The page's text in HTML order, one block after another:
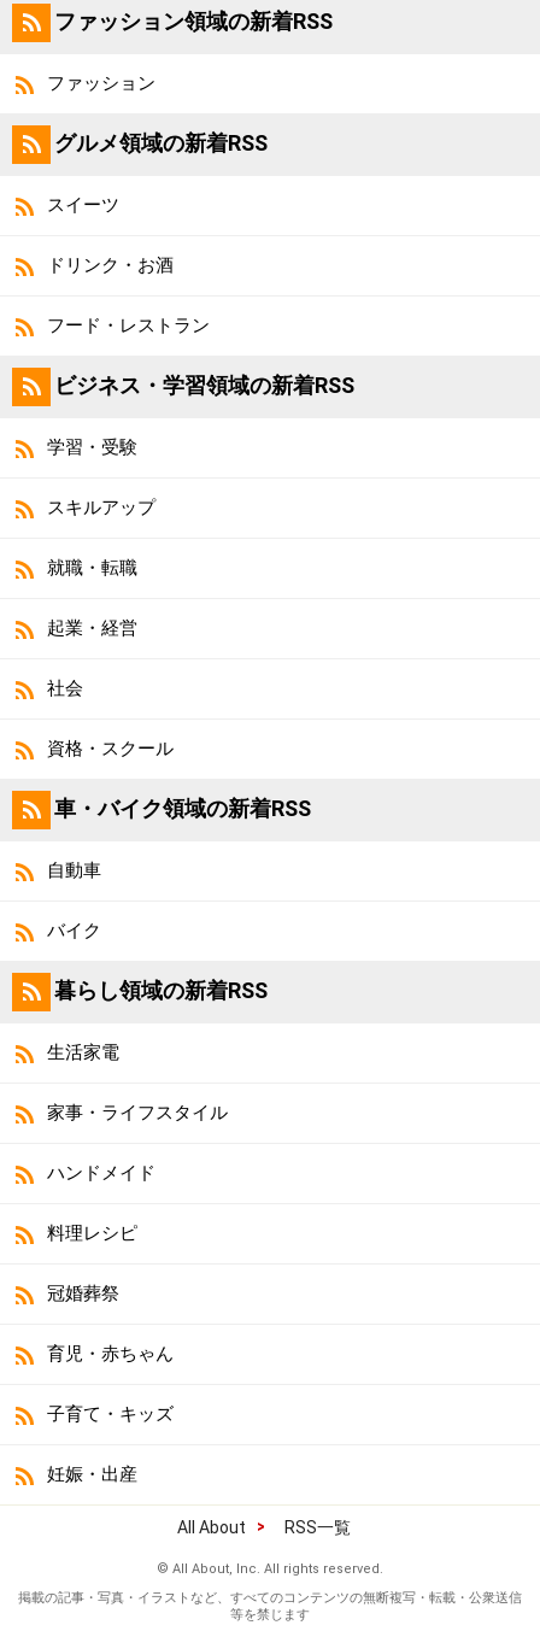
ファッション領域の新着RSS
ファッション
グルメ領域の新着RSS
スイーツ
ドリンク・お酒
フード・レストラン
ビジネス・学習領域の新着RSS
学習・受験
スキルアップ
就職・転職
起業・経営
社会
資格・スクール
車・バイク領域の新着RSS
自動車
バイク
暮らし領域の新着RSS
生活家電
家事・ライフスタイル
ハンドメイド
料理レシピ
冠婚葬祭
育児・赤ちゃん
子育て・キッズ
妊娠・出産
All About RSS一覧
© All About, Inc. All rights reserved.
掲載の記事・写真・イラストなど、すべてのコンテンツの無断複写・転載・公衆送信
等を禁じます